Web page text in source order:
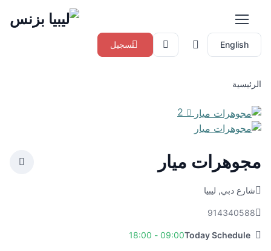
English تسجيل
الرئيسية
مجوهرات ميار
شارع دبي, ليبيا
914340588
Today Schedule
09:00 - 18:00